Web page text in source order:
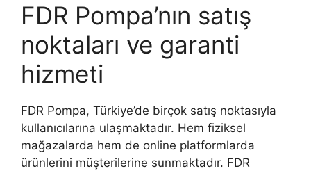
FDR Pompa’nın satış
noktaları ve garanti
hizmeti
FDR Pompa, Türkiye’de birçok satış noktasıyla
kullanıcılarına ulaşmaktadır. Hem fiziksel
mağazalarda hem de online platformlarda
ürünlerini müşterilerine sunmaktadır. FDR